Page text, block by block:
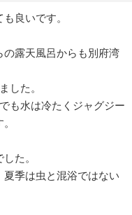
良いです。
露天風呂からも別府湾
した。
も水は冷たくジャグジー
た。
季は虫と混浴ではない